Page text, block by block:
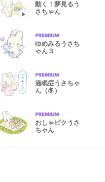
動く！夢見るう
さちゃん
ゆめみるうさち
ゃん３
過眠症うさちゃ
ん（冬）
おしゃピクうさ
ちゃん